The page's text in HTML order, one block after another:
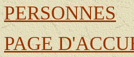
PERSONNES
PAGE